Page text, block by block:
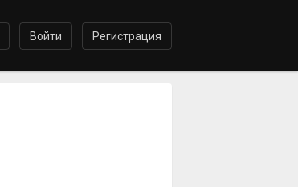
Регистрация
Войти